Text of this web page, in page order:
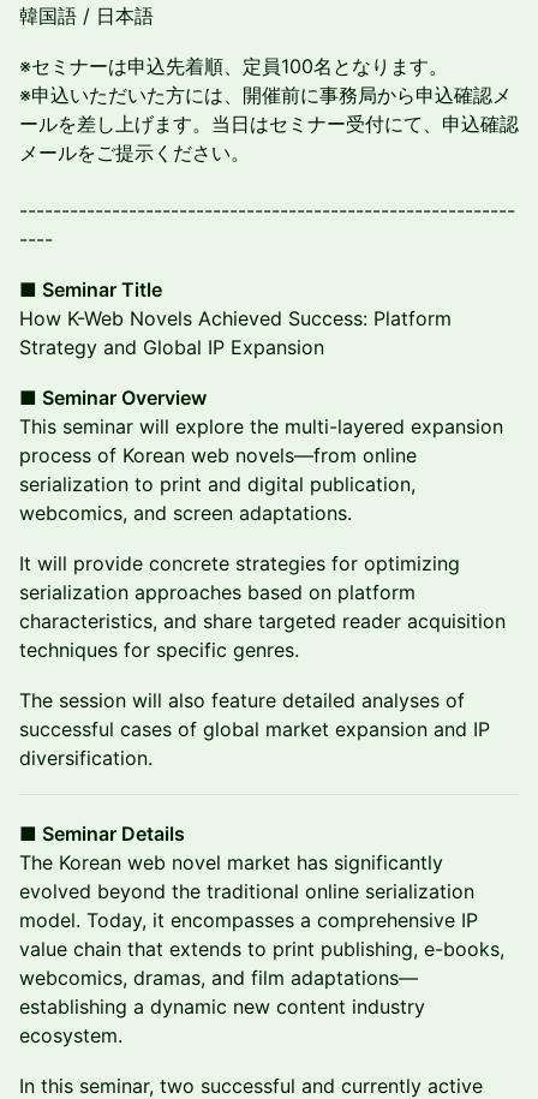
韓国語 / 日本語
※セミナーは申込先着順、定員100名となります。
※申込いただいた方には、開催前に事務局から申込確認メ
ールを差し上げます。当日はセミナー受付にて、申込確認
メールをご提示ください。
-----------------------------------------------------------
----
■ Seminar Title
How K-Web Novels Achieved Success: Platform
Strategy and Global IP Expansion
■ Seminar Overview
This seminar will explore the multi-layered expansion
process of Korean web novels—from online
serialization to print and digital publication,
webcomics, and screen adaptations.
It will provide concrete strategies for optimizing
serialization approaches based on platform
characteristics, and share targeted reader acquisition
techniques for specific genres.
The session will also feature detailed analyses of
successful cases of global market expansion and IP
diversification.
■ Seminar Details
The Korean web novel market has significantly
evolved beyond the traditional online serialization
model. Today, it encompasses a comprehensive IP
value chain that extends to print publishing, e-books,
webcomics, dramas, and film adaptations—
establishing a dynamic new content industry
ecosystem.
In this seminar, two successful and currently active